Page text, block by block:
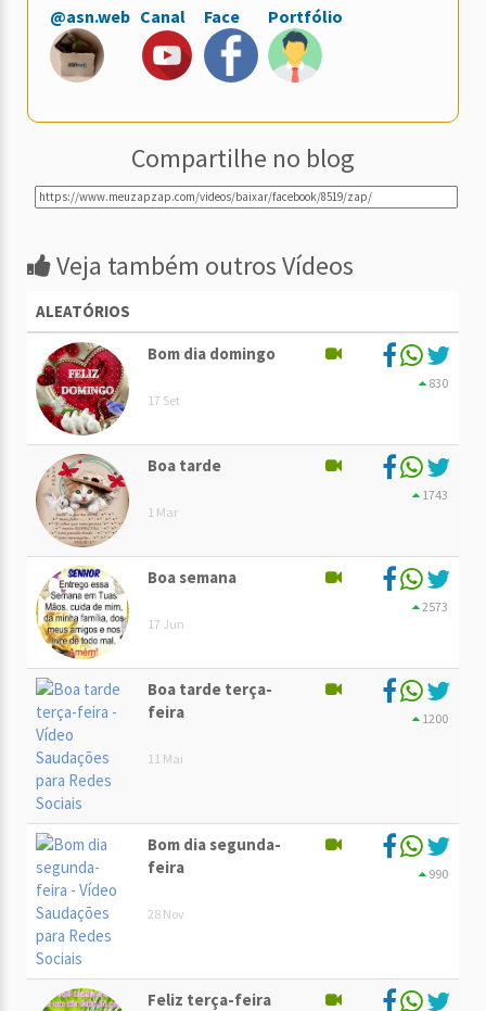
@asn.web Canal Face Portfólio
Compartilhe no blog
Veja também outros Vídeos
ALEATÓRIOS
Bom dia domingo
17 Set
830
Boa tarde
1 Mar
1743
Boa semana
17 Jun
2573
Boa tarde terça-
feira
11 Mai
1200
Bom dia segunda-
feira
28 Nov
990
Feliz terça-feira